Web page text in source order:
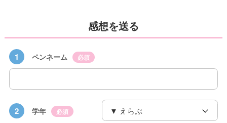
感想を送る
1 ペンネーム 必須
2 学年 必須